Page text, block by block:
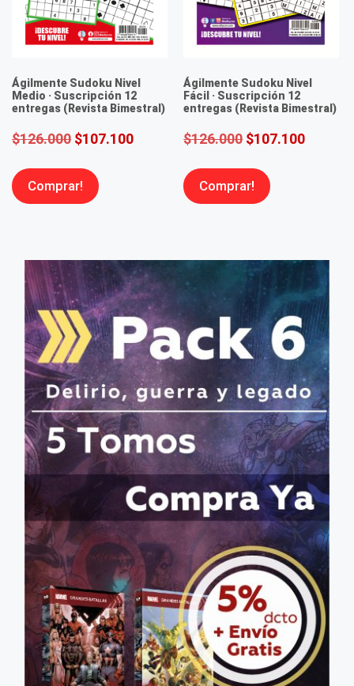
Ágilmente Sudoku Nivel
Medio · Suscripción 12
entregas (Revista Bimestral)
$126.000 $107.100
Comprar!
Ágilmente Sudoku Nivel
Fácil · Suscripción 12
entregas (Revista Bimestral)
$126.000 $107.100
Comprar!